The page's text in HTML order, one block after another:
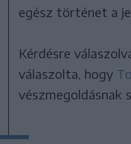
egész történet a
Kérdésre
válaszolta, hogy
vészmegoldásnak